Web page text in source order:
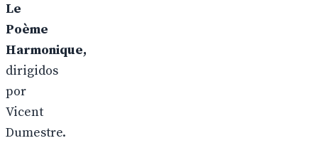
Le
Poème
Harmonique,
dirigidos
por
Vicent
Dumestre.